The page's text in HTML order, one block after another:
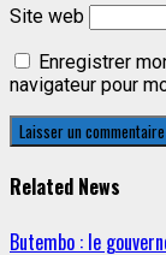
Site web
Enregistrer
navigateur pour
Related News
Butembo : le